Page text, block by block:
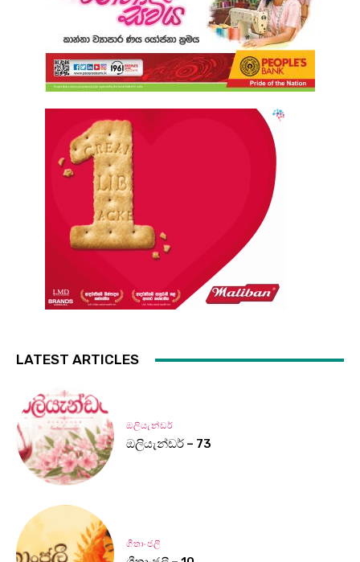
LATEST ARTICLES
ඔලියැන්ඩර්
ඔලියැන්ඩර් – 73
ගීතාංජලී